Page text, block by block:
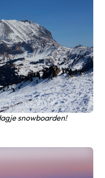
snowboarden!